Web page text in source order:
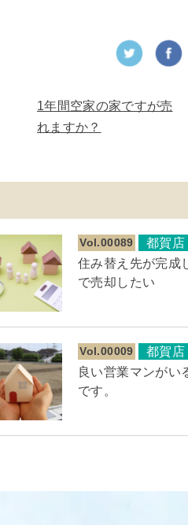
1年間空家の家ですが売
れますか？
Vol.00089
都賀店
住み替え先が完成
で売却したい
Vol.00009
都賀店
良い営業マンがい
です。